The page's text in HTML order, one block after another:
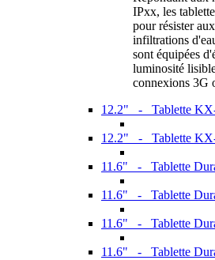
IPxx, les
pour résister
infiltrations
sont équipées
luminosité
connexions 3G
12.2" - Tablette
12.2" - Tablette
11.6" - Tablette
11.6" - Tablette
11.6" - Tablette
11.6" - Tablette